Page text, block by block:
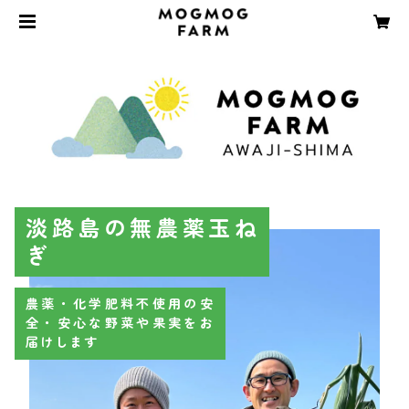
淡路島の無農薬玉ね
ぎ
農薬・化学肥料不使用の安
全・安心な野菜や果実をお
届けします